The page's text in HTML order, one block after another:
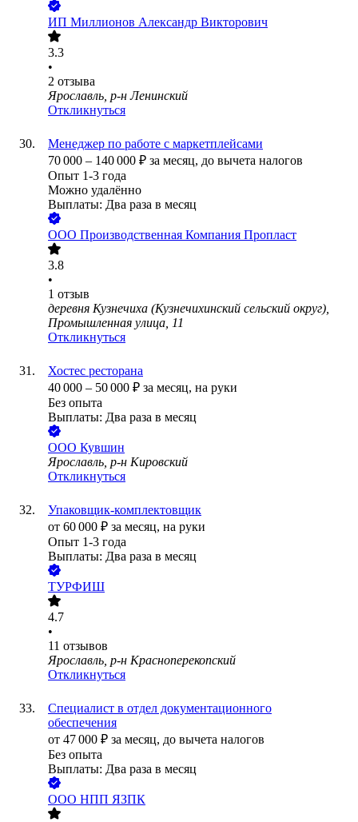
ИП Миллионов Александр Викторович
3.3
•
2 отзыва
Ярославль, р-н Ленинский
Откликнуться
Менеджер по работе с маркетплейсами
70 000 – 140 000 ₽ за месяц, до вычета налогов
Опыт 1-3 года
Можно удалённо
Выплаты: Два раза в месяц
ООО Производственная Компания Пропласт
3.8
•
1 отзыв
деревня Кузнечиха (Кузнечихинский сельский округ),
Промышленная улица, 11
Откликнуться
Хостес ресторана
40 000 – 50 000 ₽ за месяц, на руки
Без опыта
Выплаты: Два раза в месяц
ООО Кувшин
Ярославль, р-н Кировский
Откликнуться
Упаковщик-комплектовщик
от 60 000 ₽ за месяц, на руки
Опыт 1-3 года
Выплаты: Два раза в месяц
ТУРФИШ
4.7
•
11 отзывов
Ярославль, р-н Красноперекопский
Откликнуться
Специалист в отдел документационного
обеспечения
от 47 000 ₽ за месяц, до вычета налогов
Без опыта
Выплаты: Два раза в месяц
ООО НПП ЯЗПК